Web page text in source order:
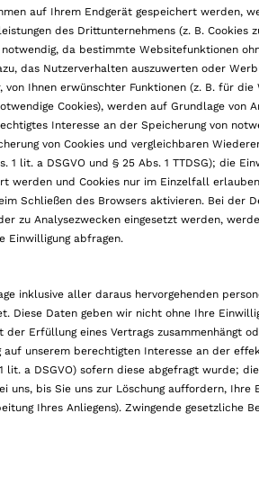
auf Ihrem Endgerät gespeichert werden,
des Drittunternehmens (z. B. Cookies
da bestimmte Websitefunktionen
das Nutzerverhalten auszuwerten oder
Ihnen erwünschter Funktionen (z. B. für
Cookies), werden auf Grundlage von
Interesse an der Speicherung von
von Cookies und vergleichbaren
lit. a DSGVO und § 25 Abs. 1 TTDSG); die
werden und Cookies nur im Einzelfall
Schließen des Browsers aktivieren. Bei der
zu Analysezwecken eingesetzt werden,
Einwilligung abfragen.
inklusive aller daraus hervorgehenden
Diese Daten geben wir nicht ohne Ihre
Erfüllung eines Vertrags zusammenhängt
unserem berechtigten Interesse an der
a DSGVO) sofern diese abgefragt wurde;
bis Sie uns zur Löschung auffordern,
Ihres Anliegens). Zwingende gesetzliche